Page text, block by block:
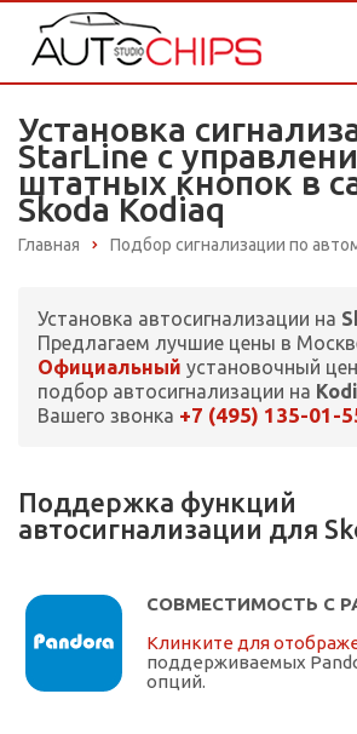
Установка
StarLine с
штатных кнопок в
Skoda Kodiaq
Главная Подбор сигнализации по
Установка автосигнализации на
Предлагаем лучшие цены в
Официальный установочный
подбор автосигнализации на
Вашего звонка +7 (495) 135-01-
Поддержка функций
автосигнализации для
СОВМЕСТИМОСТЬ С
Клинките для
поддерживаемых
опций.